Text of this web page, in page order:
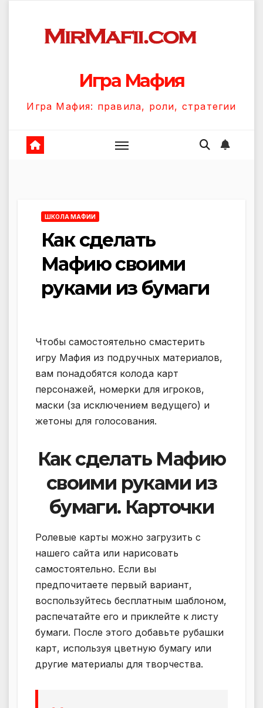
содержанию
Игра Мафия
Игра Мафия: правила, роли, стратегии
ШКОЛА МАФИИ
Как сделать
Мафию своими
руками из бумаги
Чтобы самостоятельно смастерить
игру Мафия из подручных материалов,
вам понадобятся колода карт
персонажей, номерки для игроков,
маски (за исключением ведущего) и
жетоны для голосования.
Как сделать Мафию
своими руками из
бумаги. Карточки
Ролевые карты можно загрузить с
нашего сайта или нарисовать
самостоятельно. Если вы
предпочитаете первый вариант,
воспользуйтесь бесплатным шаблоном,
распечатайте его и приклейте к листу
бумаги. После этого добавьте рубашки
карт, используя цветную бумагу или
другие материалы для творчества.